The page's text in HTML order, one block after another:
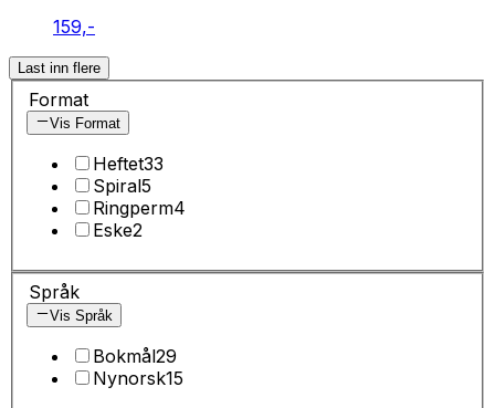
159,-
Last inn flere
Format
Vis Format
Heftet33
Spiral5
Ringperm4
Eske2
Språk
Vis Språk
Bokmål29
Nynorsk15